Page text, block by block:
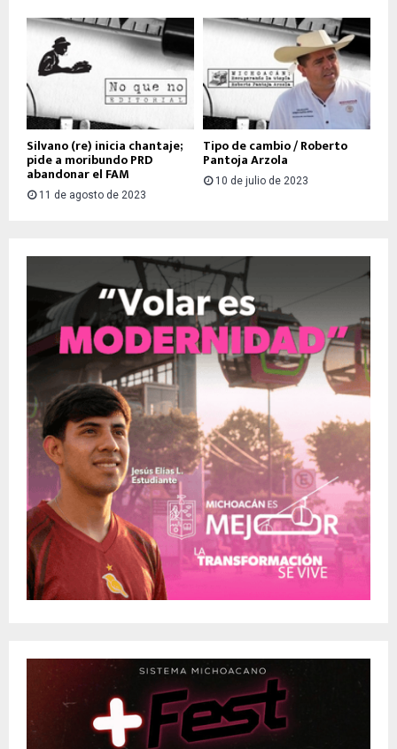
Silvano (re) inicia chantaje;
pide a moribundo PRD
abandonar el FAM
11 de agosto de 2023
Tipo de cambio / Roberto
Pantoja Arzola
10 de julio de 2023